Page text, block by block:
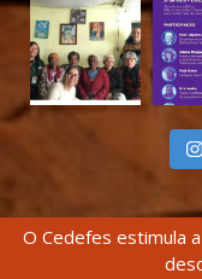
O Cedefes estimula